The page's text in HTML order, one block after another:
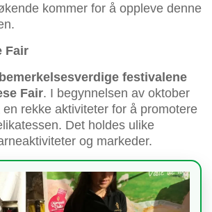
kommer for å oppleve denne
Fair
festivalene
Fair. I begynnelsen av oktober
rekke aktiviteter for å promotere
Det holdes ulike
og markeder.